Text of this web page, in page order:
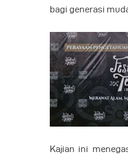
bagi generasi
Kajian ini